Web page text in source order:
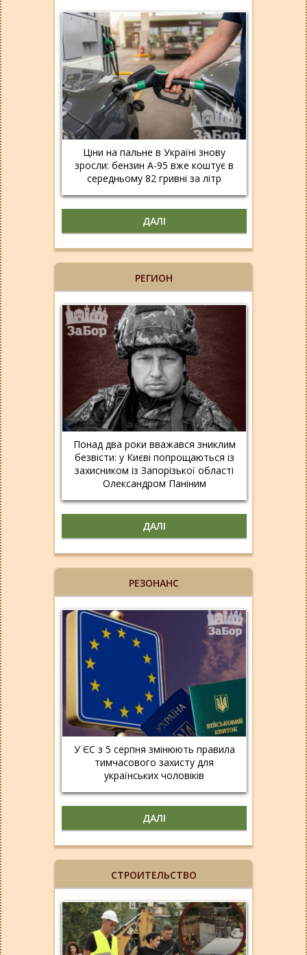
Ціни на пальне в Україні знову
зросли: бензин А-95 вже коштує в
середньому 82 гривні за літр
ДАЛІ
РЕГИОН
Понад два роки вважався зниклим
безвісти: у Києві попрощаються із
захисником із Запорізької області
Олександром Паніним
ДАЛІ
РЕЗОНАНС
У ЄС з 5 серпня змінюють правила
тимчасового захисту для
українських чоловіків
ДАЛІ
СТРОИТЕЛЬСТВО